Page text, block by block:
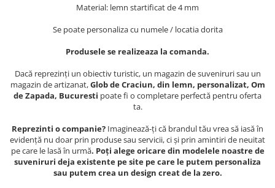
Muzeul National de Istorie a
Muzeul Unirii Iasi
Orase si zone istorice
Brasov
Bucuresti
Cluj Napoca
Iasi
Maramures
Oradea
Suport pahare suvenir
Suport pahare suvenir din lemn
Tablou suvenir
Tablouri acuarela
Tablouri metalice
Colectia "Belle Epoque"
Colectia "Visit Romania"
Material: lemn startificat de 4 mm
Se poate personaliza cu numele / locatia dorita
Produsele se realizeaza la comanda.
Dacă reprezinți un obiectiv turistic, un magazin de suveniruri sau un
magazin de artizanat,Glob de Craciun, din lemn, personalizat, Om
de Zapada, Bucuresti poate fi o completare perfectă pentru oferta
ta.
Reprezinti o companie? Imaginează-ți că brandul tău vrea să iasă în
evidență nu doar prin produse sau servicii, ci și prin amintiri de neuitat
pe care le lasă în urmă. Poți alege oricare din modelele noastre de
suveniruri deja existente pe site pe care le putem personaliza
sau putem crea un design creat de la zero.